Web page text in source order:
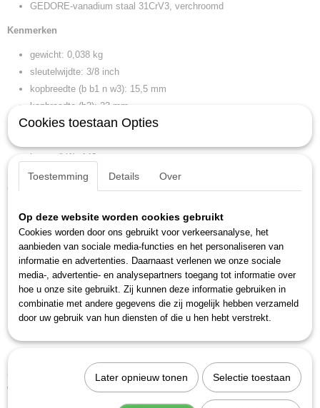
14 x 2,50 x 1,20 cm
GEDORE-vanadium staal 31CrV3, verchroomd
Kenmerken
gewicht: 0,038 kg
sleutelwijdte: 3/8 inch
kopbreedte (b b1 n w3): 15,5 mm
kopbreedte (b2): 23 mm
kophoogte (a a1 b h l2 t): 7 mm
lengte (l l1): 140 mm
Ook interessant
Gedore 7 7/16AF (6099270)
€ 12,07
Cookies toestaan Opties
Toestemming Details Over
Op deze website worden cookies gebruikt
Cookies worden door ons gebruikt voor verkeersanalyse, het
aanbieden van sociale media-functies en het personaliseren van
informatie en advertenties. Daarnaast verlenen we onze sociale
media-, advertentie- en analysepartners toegang tot informatie over
hoe u onze site gebruikt. Zij kunnen deze informatie gebruiken in
combinatie met andere gegevens die zij mogelijk hebben verzameld
door uw gebruik van hun diensten of die u hen hebt verstrekt.
Later opnieuw tonen Selectie toestaan